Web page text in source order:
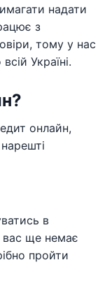
надати
з
тому у нас
Україні.
онлайн,
в
вас ще немає
пройти